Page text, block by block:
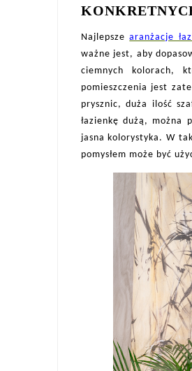
Najlepszearanżacje
ważne jest, aby
ciemnych kolorach,
pomieszczenia jest
prysznic, duża ilość
łazienkę dużą, można
jasna kolorystyka. W
pomysłem może być